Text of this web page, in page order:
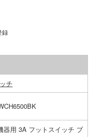
録
チ
器用 3A フットスイッチ ブ